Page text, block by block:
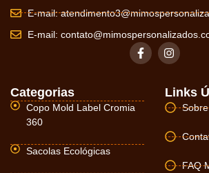
E-mail:
E-mail:
Categorias
Copo Mold Label Cromia
360
Sacolas Ecológicas
Links
FAQ